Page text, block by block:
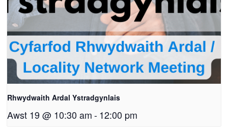
Rhwydwaith Ardal Ystradgynlais
Awst 19 @ 10:30 am -12:00 pm